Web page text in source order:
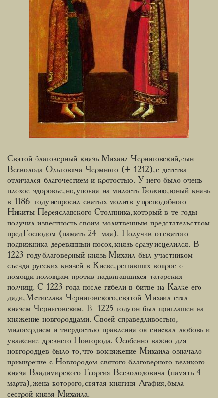
Святой благоверный князь Михаил Черниговский, сын
Всеволода Ольговича Чермного (+ 1212), с детства
отличался благочестием и кротостью. У него было очень
плохое здоровье, но, уповая на милость Божию, юный князь
в 1186 году испросил святых молитв у преподобного
Никиты Переяславского Столпника, который в те годы
получил известность своим молитвенным предстательством
пред Господом (память 24 мая). Получив от святого
подвижника деревянный посох, князь сразу исцелился. В
1223 году благоверный князь Михаил был участником
съезда русских князей в Киеве, решавших вопрос о
помощи половцам против надвигавшихся татарских
полчищ. С 1223 года после гибели в битве на Калке его
дяди, Мстислава Черниговского, святой Михаил стал
князем Черниговским. В 1225 году он был приглашен на
княжение новгородцами. Своей справедливостью,
милосердием и твердостью правления он снискал любовь и
уважение древнего Новгорода. Особенно важно для
новгородцев было то, что вокняжение Михаила означало
примирение с Новгородом святого благоверного великого
князя Владимирского Георгия Всеволодовича (память 4
марта), жена которого, святая княгиня Агафия, была
сестрой князя Михаила.